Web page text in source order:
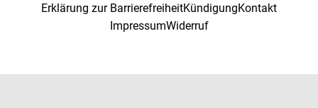
Erklärung zur BarrierefreiheitKündigungKontakt
ImpressumWiderruf